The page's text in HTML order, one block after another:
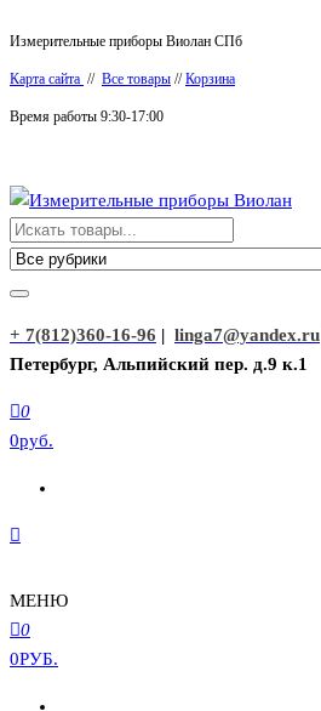
к
содержимому
Измерительные приборы Виолан СПб
Карта сайта // Все товары //Корзина
Время работы 9:30-17:00
Измерительные приборы Виолан
+ 7(812)360-16-96 | linga7@yandex.ru
Петербург, Альпийский пер. д.9 к.1
0
0руб.
МЕНЮ
0
0РУБ.